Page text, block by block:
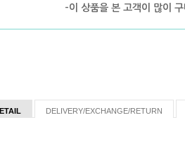
-이 상품을 본 고객이 많이
DELIVERY/EXCHANGE/RETURN